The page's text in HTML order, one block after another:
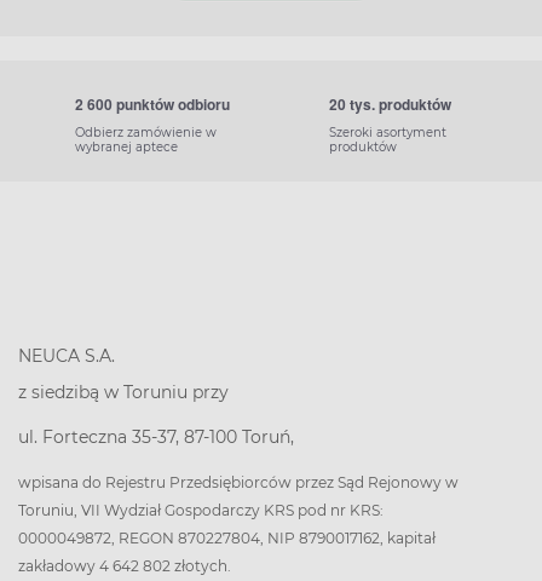
2 600 punktów odbioru
Odbierz zamówienie w
wybranej aptece
20 tys. produktów
Szeroki asortyment
produktów
NEUCA S.A.
z siedzibą w Toruniu przy
ul. Forteczna 35-37, 87-100 Toruń,
wpisana do Rejestru Przedsiębiorców przez Sąd Rejonowy w
Toruniu, VII Wydział Gospodarczy KRS pod nr KRS:
0000049872, REGON 870227804, NIP 8790017162, kapitał
zakładowy 4 642 802 złotych.